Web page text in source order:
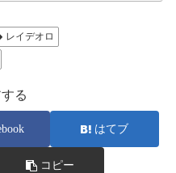
レイデオロ
る
はてブ
コピー